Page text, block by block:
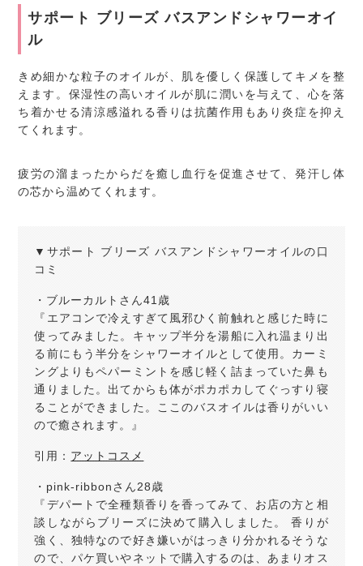
サポート ブリーズ バスアンドシャワーオイ
ル
きめ細かな粒子のオイルが、肌を優しく保護してキメを整
えます。保湿性の高いオイルが肌に潤いを与えて、心を落
ち着かせる清涼感溢れる香りは抗菌作用もあり炎症を抑え
てくれます。
疲労の溜まったからだを癒し血行を促進させて、発汗し体
の芯から温めてくれます。
▼サポート ブリーズ バスアンドシャワーオイルの口
コミ
・ブルーカルトさん41歳
『エアコンで冷えすぎて風邪ひく前触れと感じた時に
使ってみました。キャップ半分を湯船に入れ温まり出
る前にもう半分をシャワーオイルとして使用。カーミ
ングよりもペパーミントを感じ軽く詰まっていた鼻も
通りました。出てからも体がポカポカしてぐっすり寝
ることができました。ここのバスオイルは香りがいい
ので癒されます。』
引用： アットコスメ
・pink-ribbonさん28歳
『デパートで全種類香りを香ってみて、お店の方と相
談しながらブリーズに決めて購入しました。 香りが
強く、独特なので好き嫌いがはっきり分かれるそうな
ので、パケ買いやネットで購入するのは、あまりオス